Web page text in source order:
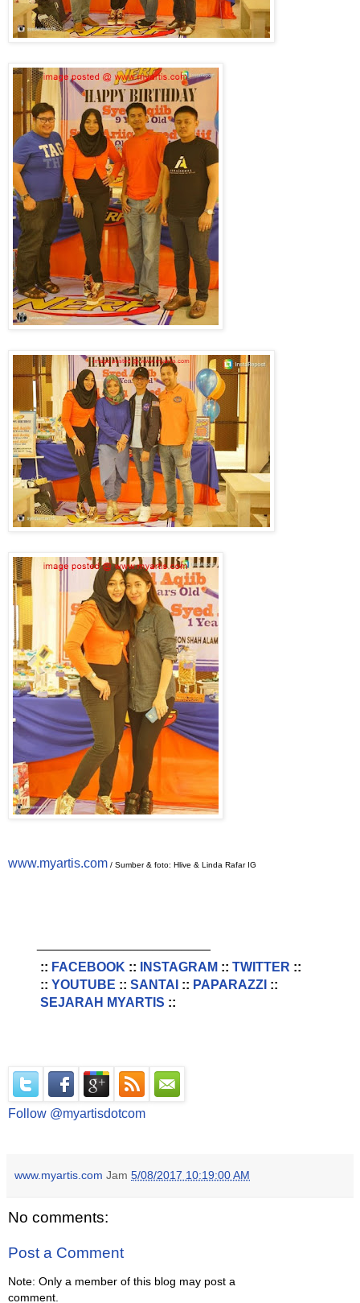
www.myartis.com / Sumber & foto: Hlive & Linda Rafar IG
:: FACEBOOK :: INSTAGRAM :: TWITTER ::
:: YOUTUBE :: SANTAI :: PAPARAZZI ::
SEJARAH MYARTIS ::
Follow @myartisdotcom
www.myartis.com Jam 5/08/2017 10:19:00 AM
No comments:
Post a Comment
Note: Only a member of this blog may post a
comment.